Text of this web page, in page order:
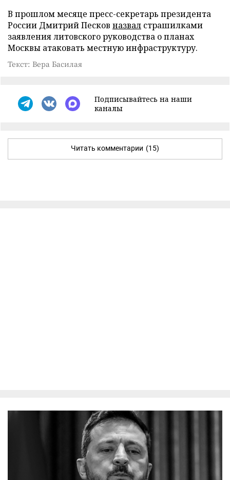
В прошлом месяце пресс-секретарь президента
России Дмитрий Песков назвал страшилками
заявления литовского руководства о планах
Москвы атаковать местную инфраструктуру.
Текст: Вера Басилая
Подписывайтесь на наши
каналы
Читать комментарии (15)